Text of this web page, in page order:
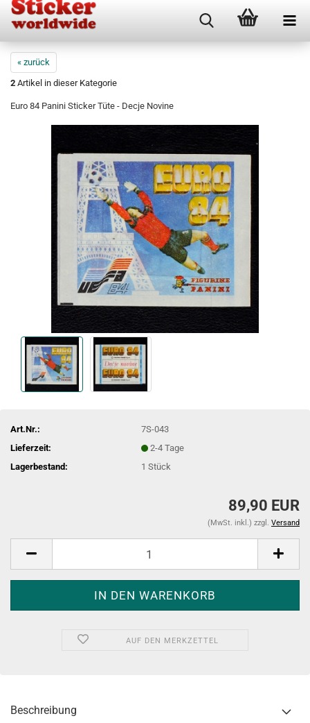
« zurück
2 Artikel in dieser Kategorie
Euro 84 Panini Sticker Tüte - Decje Novine
Art.Nr.:
7S-043
Lieferzeit:
2-4 Tage
Lagerbestand:
1Stück
89,90 EUR
(MwSt. inkl.) zzgl. Versand
AUF DEN MERKZETTEL
Beschreibung